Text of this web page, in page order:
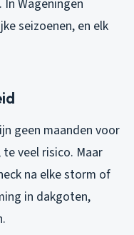
Wageningen
seizoenen, en elk
geen maanden voor
veel risico. Maar
na elke storm of
in dakgoten,